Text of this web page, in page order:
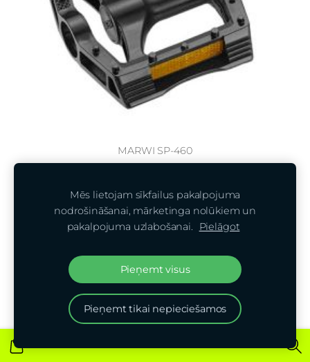
MARWI SP-460
Mēs lietojam sīkfailus pakalpojuma
nodrošināšanai, mārketinga nolūkiem un
pakalpojuma uzlabošanai.
Pielāgot
Pieņemt visus
Pieņemt tikai nepieciešamos